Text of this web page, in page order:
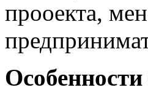
прооекта,